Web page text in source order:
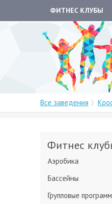
ФИТНЕС КЛУБЫ
Все заведения
Фитнес
Аэробика
Бассейны
Групповые